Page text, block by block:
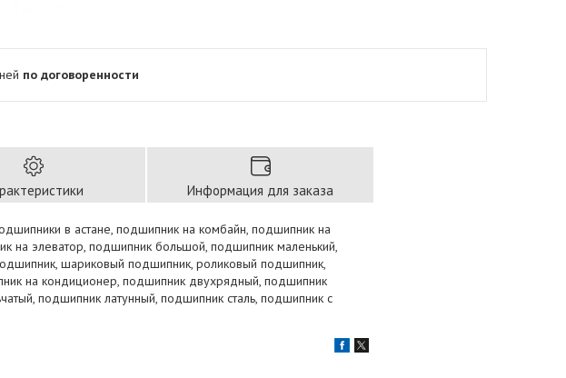
по договоренности
Информация для заказа
в астане, подшипник на комбайн, подшипник на
на элеватор, подшипник большой, подшипник маленький,
шариковый подшипник, роликовый подшипник,
на кондиционер, подшипник двухрядный, подшипник
подшипник латунный, подшипник сталь, подшипник с